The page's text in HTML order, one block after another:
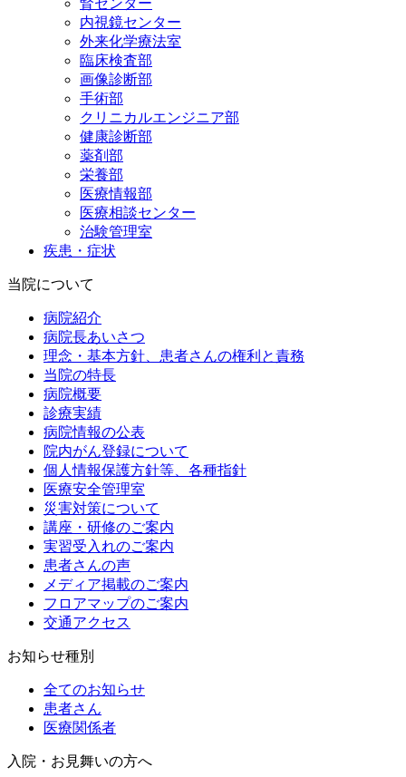
腎センター
内視鏡センター
外来化学療法室
臨床検査部
画像診断部
手術部
クリニカルエンジニア部
健康診断部
薬剤部
栄養部
医療情報部
医療相談センター
治験管理室
疾患・症状
当院について
病院紹介
病院長あいさつ
理念・基本方針、患者さんの権利と責務
当院の特長
病院概要
診療実績
病院情報の公表
院内がん登録について
個人情報保護方針等、各種指針
医療安全管理室
災害対策について
講座・研修のご案内
実習受入れのご案内
患者さんの声
メディア掲載のご案内
フロアマップのご案内
交通アクセス
お知らせ種別
全てのお知らせ
患者さん
医療関係者
入院・お見舞いの方へ